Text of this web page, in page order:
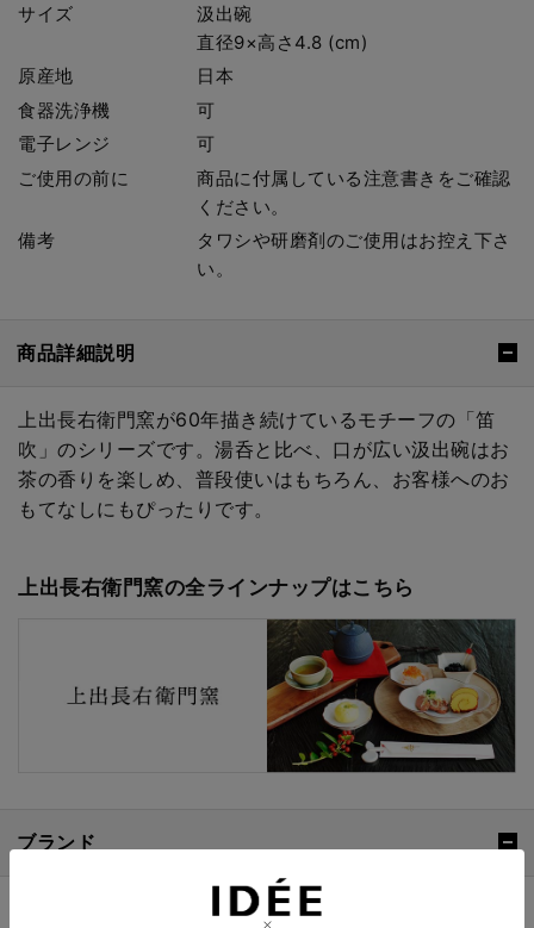
サイズ
汲出碗
直径9×高さ4.8 (cm)
原産地
日本
食器洗浄機
可
電子レンジ
可
ご使用の前に
商品に付属している注意書きをご確認
ください。
備考
タワシや研磨剤のご使用はお控え下さ
い。
商品詳細説明
上出長右衛門窯が60年描き続けているモチーフの「笛
吹」のシリーズです。湯呑と比べ、口が広い汲出碗はお
茶の香りを楽しめ、普段使いはもちろん、お客様へのお
もてなしにもぴったりです。
上出長右衛門窯の全ラインナップはこちら
ブランド